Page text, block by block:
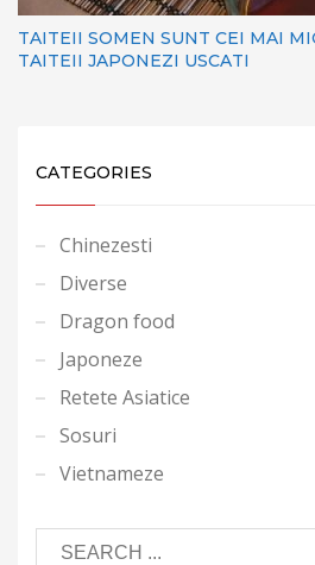
TAITEII SOMEN SUNT CEI MAI
TAITEII JAPONEZI USCATI
CATEGORIES
Chinezesti
Diverse
Dragon food
Japoneze
Retete Asiatice
Sosuri
Vietnameze